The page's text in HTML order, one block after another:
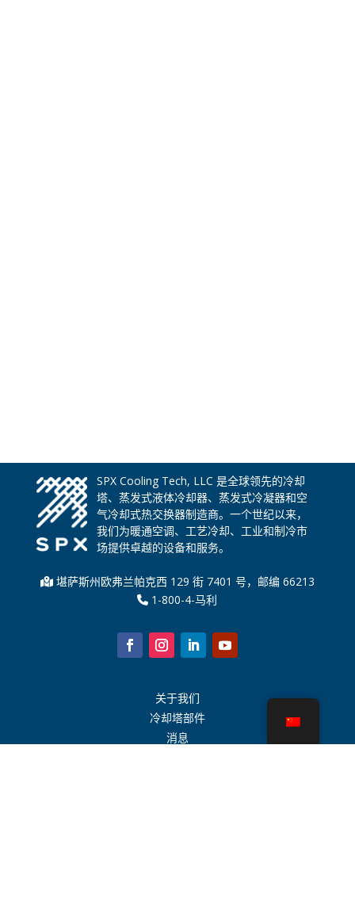
SPX Cooling Tech, LLC 是全球领先的冷却
塔、蒸发式液体冷却器、蒸发式冷凝器和空
气冷却式热交换器制造商。一个世纪以来，
我们为暖通空调、工艺冷却、工业和制冷市
场提供卓越的设备和服务。
堪萨斯州欧弗兰帕克西 129 街 7401 号，邮编 66213
1-800-4-马利
关于我们
冷却塔部件
消息